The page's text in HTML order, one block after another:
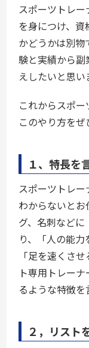
スポーツトレ
を身につけ、
かどうかは別
験と実績から
えしたいと思い
これからスポー
このやり方をぜ
１、特長を
スポーツトレ
わからないと
グ、名刺など
り、「人の能
「足を速くさ
ト専用トレー
るような特徴を
２，リスト